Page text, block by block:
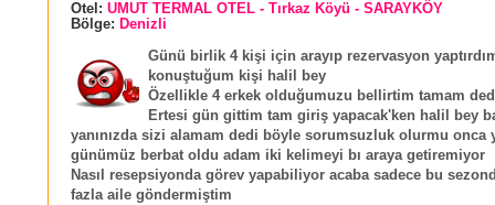
Otel: UMUT TERMAL OTEL - Tırkaz Köyü - SARAYKÖY
Bölge: Denizli
Günü birlik 4 kişi için arayıp rezervasyon
konuştuğum kişi halil bey
Özellikle 4 erkek olduğumuzu bellirtim tamam
Ertesi gün gittim tam giriş yapacak'ken halil bey
yanınızda sizi alamam dedi böyle sorumsuzluk olurmu onca
günümüz berbat oldu adam iki kelimeyi bı araya getiremiyor
Nasıl resepsiyonda görev yapabiliyor acaba sadece bu
fazla aile göndermiştim